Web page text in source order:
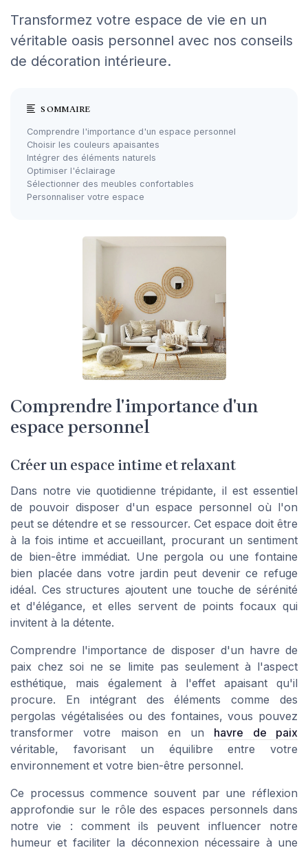
Transformez votre espace de vie en un
véritable oasis personnel avec nos conseils
de décoration intérieure.
SOMMAIRE
Comprendre l'importance d'un espace personnel
Choisir les couleurs apaisantes
Intégrer des éléments naturels
Optimiser l'éclairage
Sélectionner des meubles confortables
Personnaliser votre espace
Comprendre l'importance d'un
espace personnel
Créer un espace intime et relaxant
Dans notre vie quotidienne trépidante, il est essentiel
de pouvoir disposer d'un espace personnel où l'on
peut se détendre et se ressourcer. Cet espace doit être
à la fois intime et accueillant, procurant un sentiment
de bien-être immédiat. Une pergola ou une fontaine
bien placée dans votre jardin peut devenir ce refuge
idéal. Ces structures ajoutent une touche de sérénité
et d'élégance, et elles servent de points focaux qui
invitent à la détente.
Comprendre l'importance de disposer d'un havre de
paix chez soi ne se limite pas seulement à l'aspect
esthétique, mais également à l'effet apaisant qu'il
procure. En intégrant des éléments comme des
pergolas végétalisées ou des fontaines, vous pouvez
transformer votre maison en un havre de paix
véritable, favorisant un équilibre entre votre
environnement et votre bien-être personnel.
Ce processus commence souvent par une réflexion
approfondie sur le rôle des espaces personnels dans
notre vie : comment ils peuvent influencer notre
humeur et faciliter la déconnexion nécessaire à une